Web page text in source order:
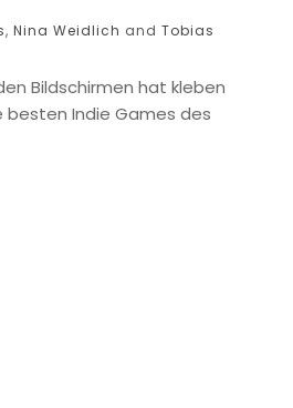
,Nina Weidlich andTobias
Bildschirmen hat kleben
besten Indie Games des